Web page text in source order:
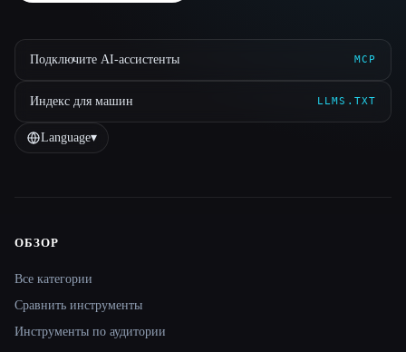
Подключите AI-ассистенты MCP
Индекс для машин LLMS.TXT
Language▾
Site navigation
ОБЗОР
Все категории
Сравнить инструменты
Инструменты по аудитории